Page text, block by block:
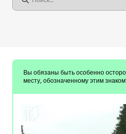
Вы обязаны быть особенно
месту, обозначенному этим